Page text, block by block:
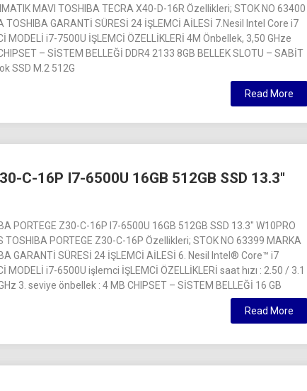
MAVI TOSHIBA TECRA X40-D-16R Özellikleri; STOK NO 63400
TOSHIBA GARANTİ SÜRESİ 24 İŞLEMCİ AİLESİ 7.Nesil Intel Core i7
MODELİ i7-7500U İŞLEMCİ ÖZELLİKLERİ 4M Önbellek, 3,50 GHze
– SİSTEM BELLEĞİ DDR4 2133 8GB BELLEK SLOTU – SABİT
SSD M.2 512G
Read More
C-16P I7-6500U 16GB 512GB SSD 13.3″
PORTEGE Z30-C-16P I7-6500U 16GB 512GB SSD 13.3″ W10PRO
TOSHIBA PORTEGE Z30-C-16P Özellikleri; STOK NO 63399 MARKA
GARANTİ SÜRESİ 24 İŞLEMCİ AİLESİ 6. Nesil Intel® Core™ i7
MODELİ i7-6500U işlemci İŞLEMCİ ÖZELLİKLERİ saat hızı : 2.50 / 3.1
3. seviye önbellek : 4 MB CHIPSET – SİSTEM BELLEĞİ 16 GB
Read More